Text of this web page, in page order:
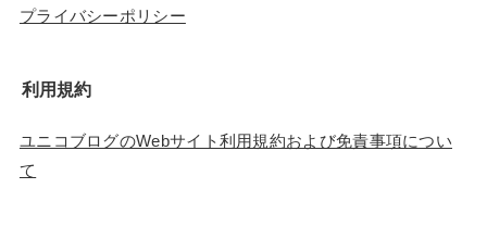
プライバシーポリシー
利用規約
ユニコブログのWebサイト利用規約および免責事項につい
て